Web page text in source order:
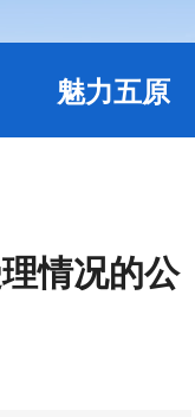
魅力五原
情况的公